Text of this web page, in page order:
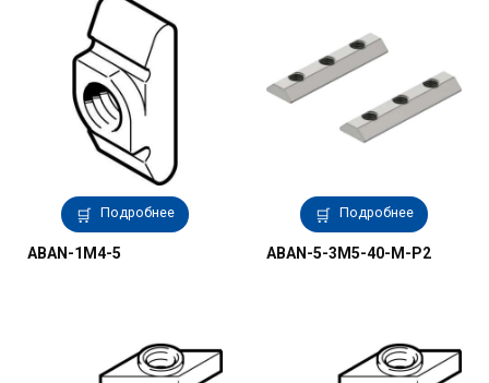
Подробнее
ABAN-1M4-5
Подробнее
ABAN-5-3M5-40-M-P2